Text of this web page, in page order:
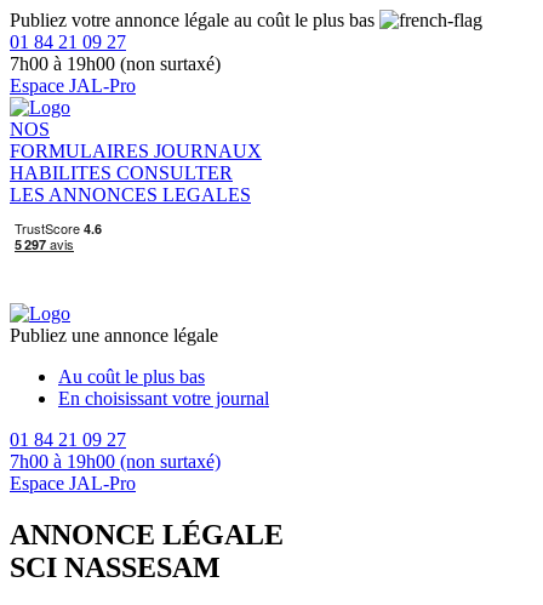
Publiez votre annonce légale au coût le plus bas
01 84 21 09 27
7h00 à 19h00 (non surtaxé)
Espace JAL-Pro
NOS
FORMULAIRES JOURNAUX
HABILITES CONSULTER
LES ANNONCES LEGALES
Publiez une annonce légale
Au coût le plus bas
En choisissant votre journal
01 84 21 09 27
7h00 à 19h00 (non surtaxé)
Espace JAL-Pro
ANNONCE LÉGALE
SCI NASSESAM